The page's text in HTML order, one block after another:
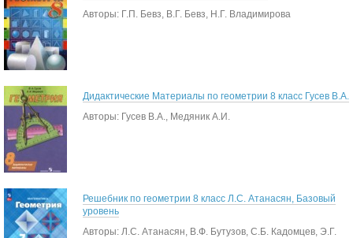
Авторы: Г.П. Бевз, В.Г. Бевз, Н.Г. Владимирова
Дидактические Материалы по геометрии 8 класс Гусев В.А.
Авторы: Гусев В.А., Медяник А.И.
Решебник по геометрии 8 класс Л.С. Атанасян, Базовый
уровень
Авторы: Л.С. Атанасян, В.Ф. Бутузов, С.Б. Кадомцев, Э.Г.